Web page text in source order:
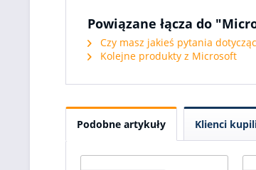
Powiązane łącza do
Czy masz jakieś pytania
Kolejne produkty z Microsoft
Podobne artykuły Klienci